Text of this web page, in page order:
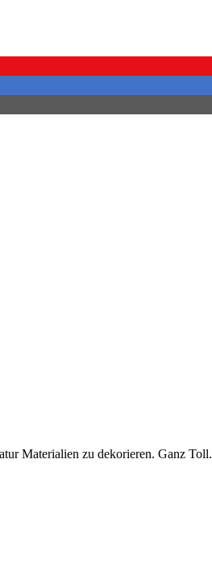
Materialien zu dekorieren. Ganz Toll.